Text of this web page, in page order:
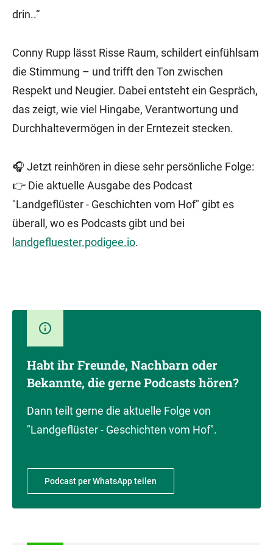
drin..“
Conny Rupp lässt Risse Raum, schildert einfühlsam
die Stimmung – und trifft den Ton zwischen
Respekt und Neugier. Dabei entsteht ein Gespräch,
das zeigt, wie viel Hingabe, Verantwortung und
Durchhaltevermögen in der Erntezeit stecken.
🎧 Jetzt reinhören in diese sehr persönliche Folge:
👉 Die aktuelle Ausgabe des Podcast
"Landgeflüster - Geschichten vom Hof" gibt es
überall, wo es Podcasts gibt und bei
landgefluester.podigee.io.
Habt ihr Freunde, Nachbarn oder
Bekannte, die gerne Podcasts hören?
Dann teilt gerne die aktuelle Folge von
"Landgeflüster - Geschichten vom Hof".
Podcast per WhatsApp teilen